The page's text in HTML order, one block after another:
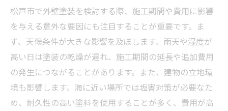
松戸市で外壁塗装を検討する際、施工期間や費用に影響
を与える意外な要因にも注目することが重要です。ま
ず、天候条件が大きな影響を及ぼします。雨天や湿度が
高い日は塗装の乾燥が遅れ、施工期間の延長や追加費用
の発生につながることがあります。また、建物の立地環
境も影響します。海に近い場所では塩害対策が必要なた
め、耐久性の高い塗料を使用することが多く、費用が高